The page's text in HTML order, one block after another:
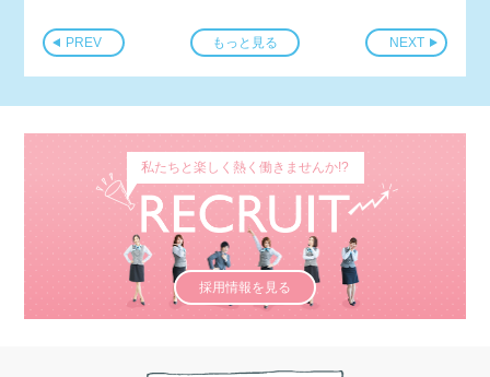
PREV もっと見る NEXT
私たちと楽しく熱く働きませんか!?
採用情報を見る